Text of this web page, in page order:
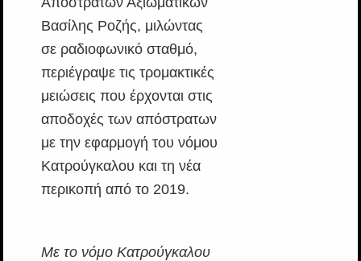
Βασίλης Ροζής, μιλώντας
σε ραδιοφωνικό σταθμό,
περιέγραψε τις τρομακτικές
μειώσεις που έρχονται στις
αποδοχές των απόστρατων
με την εφαρμογή του νόμου
Κατρούγκαλου και τη νέα
περικοπή από το 2019.
Με το νόμο Κατρούγκαλου